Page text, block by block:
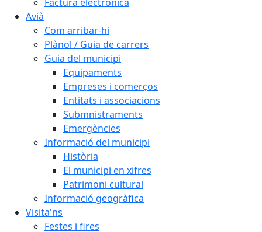
Avià
Com arribar-hi
Plànol / Guia de carrers
Guia del municipi
Equipaments
Empreses i comerços
Entitats i associacions
Submnistraments
Emergències
Informació del municipi
Història
El municipi en xifres
Patrimoni cultural
Informació geogràfica
Visita'ns
Festes i fires